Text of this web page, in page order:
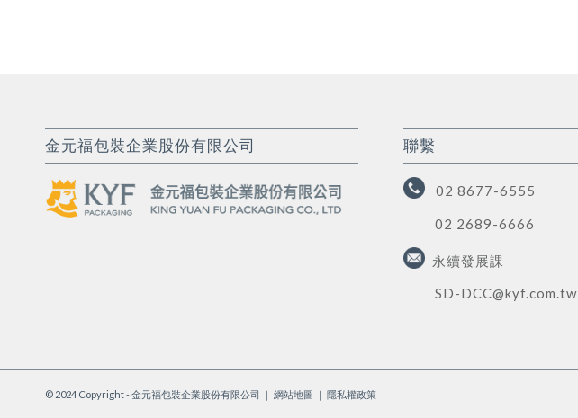
金元福包裝企業股份有限公司 聯繫
02 8677-6555
02 2689-6666
永續發展課
SD-DCC@kyf.com.tw
© 2024 Copyright - 金元福包裝企業股份有限公司 ｜ 網站地圖 ｜ 隱私權政策